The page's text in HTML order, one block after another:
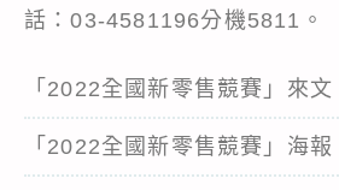
話：03-4581196分機5811。
「2022全國新零售競賽」來文
「2022全國新零售競賽」海報